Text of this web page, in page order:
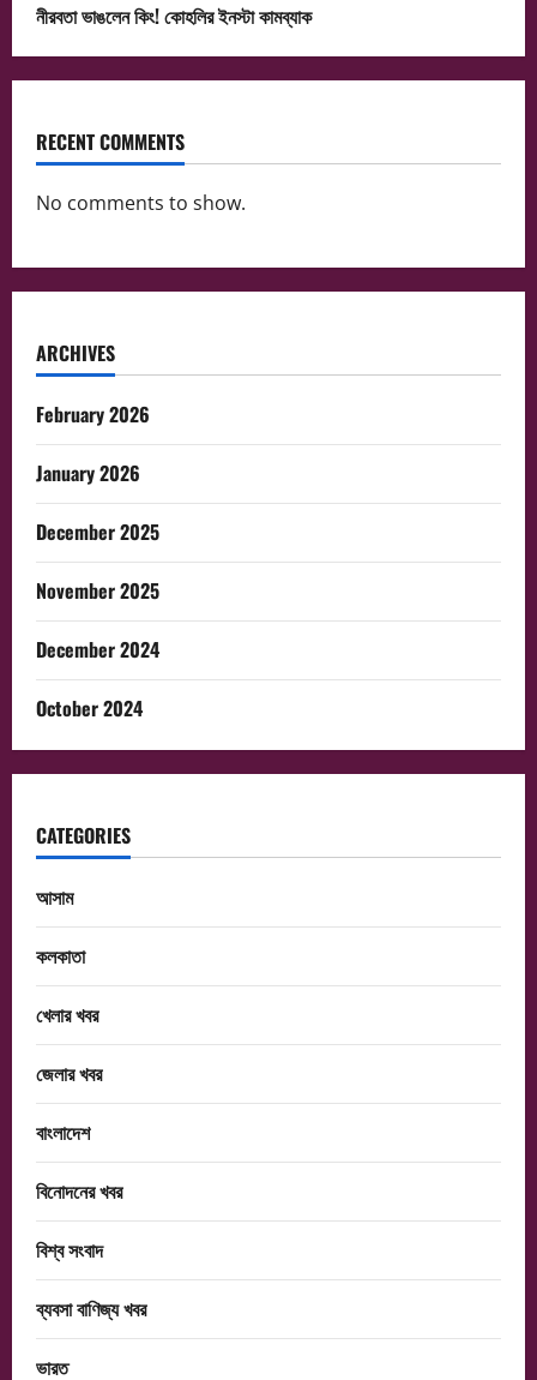
নীরবতা ভাঙলেন কিং! কোহলির ইনস্টা কামব্যাক
RECENT COMMENTS
No comments to show.
ARCHIVES
February 2026
January 2026
December 2025
November 2025
December 2024
October 2024
CATEGORIES
আসাম
কলকাতা
খেলার খবর
জেলার খবর
বাংলাদেশ
বিনোদনের খবর
বিশ্ব সংবাদ
ব্যবসা বাণিজ্য খবর
ভারত